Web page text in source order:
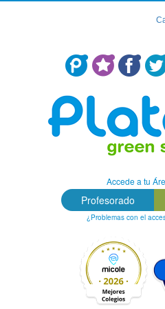
Centro Concertado en Málaga:
Accede a tu
Profesorado
¿Problemas con el